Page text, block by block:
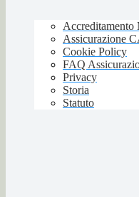
Accreditamento
Assicurazione
Cookie Policy
FAQ
Privacy
Storia
Statuto